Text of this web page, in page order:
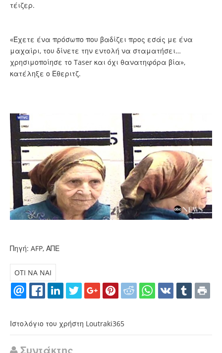
τέιζερ.
«Έχετε ένα πρόσωπο που βαδίζει προς εσάς με ένα
μαχαίρι, του δίνετε την εντολή να σταματήσει…
χρησιμοποίησε το Taser και όχι θανατηφόρα βία»,
κατέληξε ο Έθεριτζ.
Πηγή: AFP, ΑΠΕ
OTI NA NAI
Ιστολόγιο του χρήστη Loutraki365
Συντάκτης